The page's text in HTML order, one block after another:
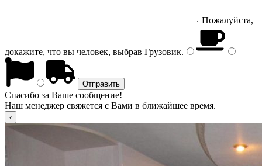
Пожалуйста,
докажите, что вы человек, выбрав Грузовик.
Спасибо за Ваше сообщение!
Наш менеджер свяжется с Вами в ближайшее время.